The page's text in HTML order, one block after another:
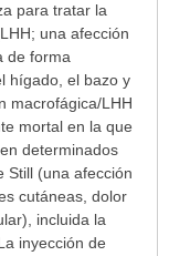
para tratar la
una afección
de forma
hígado, el bazo y
macrofágica/LHH
mortal en la que
determinados
Still (una afección
cutáneas, dolor
incluida la
inyección de